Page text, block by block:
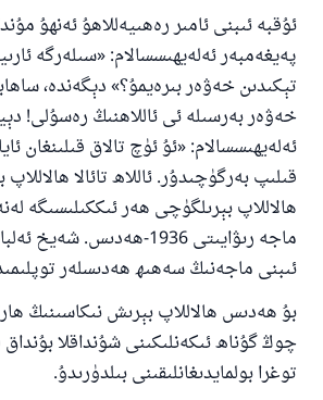
ئۇقبە ئىبنى ئامىر رەھىيەللاھۇ ئەنھۇ
پەيغەمبەر ئەلەيھىسسالام: «سىلەرگە
تېكىدىن خەۋەر بىرەيمۇ؟» دېگەندە،
خەۋەر بەرسىلە ئى ئاللاھنىڭ رەسۇلى!
ئەلەيھىسسالام: «ئۇ ئۈچ تالاق قىلىنغان
قىلىپ بەرگۈچىدۇر. ئاللاھ تائالا
ھالاللاپ بېرىلگۈچى ھەر ئىككىلىسىگە
ماجە رىۋايىتى 1936-ھەدىس.
ئىبنى ماجەنىڭ سەھىھ ھەدىسلەر
بۇ ھەدىس ھالاللاپ بېرىش نىكاسىنىڭ
چوڭ گۇناھ ئىكەنلىكىنى شۇنداقلا
توغرا بولمايدىغانلىقىنى بىلدۈرىدۇ.